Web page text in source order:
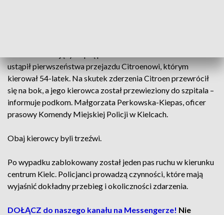
ustąpił pierwszeństwa przejazdu Citroenowi, którym
kierował 54-latek. Na skutek zderzenia Citroen przewrócił
się na bok, a jego kierowca został przewieziony do szpitala –
informuje podkom. Małgorzata Perkowska-Kiepas, oficer
prasowy Komendy Miejskiej Policji w Kielcach.
Obaj kierowcy byli trzeźwi.
Po wypadku zablokowany został jeden pas ruchu w kierunku
centrum Kielc. Policjanci prowadzą czynności, które mają
wyjaśnić dokładny przebieg i okoliczności zdarzenia.
DOŁĄCZ do naszego kanału na Messengerze! Nie